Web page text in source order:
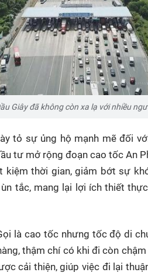
Giây đã không còn xa lạ với nhiều
tỏ sự ủng hộ mạnh mẽ đối
tư mở rộng đoạn cao tốc An
thời gian, giảm bớt sự
tắc, mang lại lợi ích thiết
là cao tốc nhưng tốc độ di
thậm chí có khi đi còn
cải thiện, giúp việc đi lại